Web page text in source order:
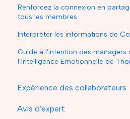
Renforcez la connexion en
tous les membres
Interpréter les informations de
Guide à l'intention des managers
l’Intelligence Emotionnelle de
Expérience des collaborateurs
Avis d'expert